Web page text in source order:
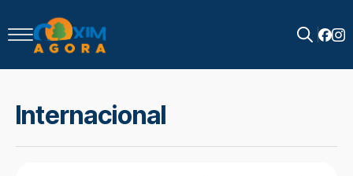
for:
Internacional